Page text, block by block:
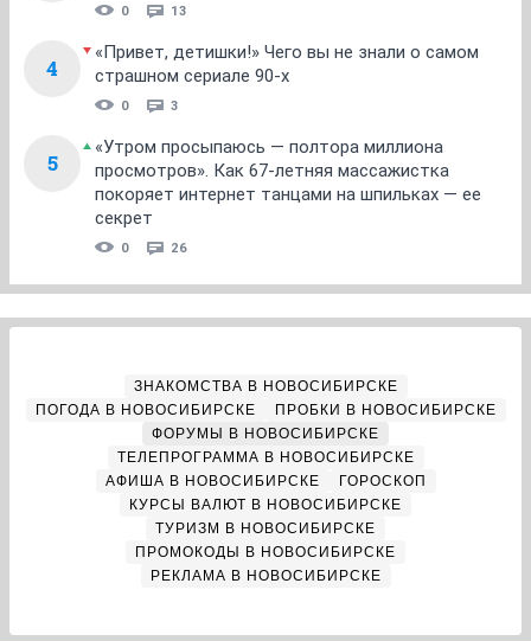
0 13
4
«Привет, детишки!» Чего вы не знали о самом
страшном сериале 90-х
0 3
5
«Утром просыпаюсь — полтора миллиона
просмотров». Как 67-летняя массажистка
покоряет интернет танцами на шпильках — ее
секрет
0 26
ЗНАКОМСТВА В НОВОСИБИРСКЕ
ПОГОДА В НОВОСИБИРСКЕ
ПРОБКИ В НОВОСИБИРСКЕ
ФОРУМЫ В НОВОСИБИРСКЕ
ТЕЛЕПРОГРАММА В НОВОСИБИРСКЕ
АФИША В НОВОСИБИРСКЕ
ГОРОСКОП
КУРСЫ ВАЛЮТ В НОВОСИБИРСКЕ
ТУРИЗМ В НОВОСИБИРСКЕ
ПРОМОКОДЫ В НОВОСИБИРСКЕ
РЕКЛАМА В НОВОСИБИРСКЕ